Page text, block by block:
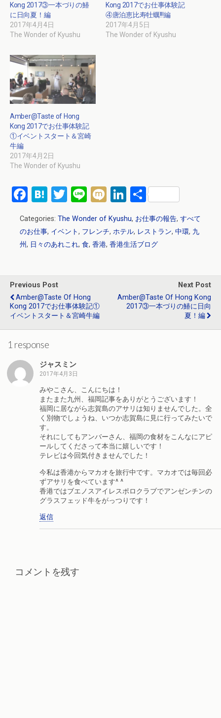
Kong 2017③一本づりの鰆
に日向夏！編
2017年4月4日
The Wonder of Kyushu
Kong 2017でお仕事体験記
④唐泊恵比寿牡蠣!!!編
2017年4月5日
The Wonder of Kyushu
Amber@Taste of Hong
Kong 2017でお仕事体験記
①イベントスタート＆宮崎
牛編
2017年4月2日
The Wonder of Kyushu
F
ce
b
o
k
H
e
n
T
tt
er
Li
e
M
Li
ke
dI
共
有
Categories: The Wonder of Kyushu, お仕事の報告, すべて
のお仕事, イベント, フレンチ, ホテル, レストラン, 中環, 九
州, 日々のあれこれ, 食, 香港, 香港生活ブログ
Previous Post
Amber@Taste Of Hong
Kong 2017でお仕事体験記①
イベントスタート＆宮崎牛編
Next Post
Amber@Taste Of Hong Kong
2017③一本づりの鰆に日向
夏！編
1 response
ジャスミン
2017年4月3日
みやこさん、こんにちは！
またまた九州、福岡記事をありがとうございます！
福岡に居ながら志賀島のアサリは知りませんでした。全
く別物でしょうね、いつか志賀島に見に行ってみたいで
す。
それにしてもアンバーさん、福岡の食材をこんなにアピ
ールしてくださって本当に嬉しいです！
テレビは今回気付きませんでした！
今私は香港からマカオを旅行中です。マカオでは毎回必
ずアサリを食べています^ ^
香港ではブエノスアイレスポロクラブでアンゼンチンの
グラスフェッド牛をがっつりです！
返信
コメントを残す